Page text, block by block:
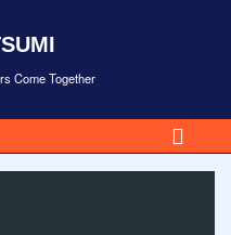
Come Together